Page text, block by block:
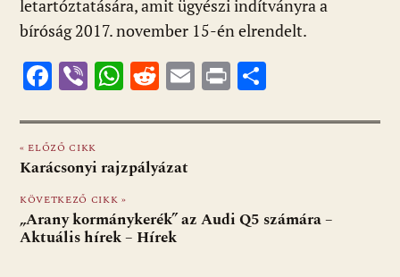
letartóztatására, amit ügyészi indítványra a
bíróság 2017. november 15-én elrendelt.
F
e
b
o
o
k
Vi
er
W
at
s
A
p
p
R
d
di
E
ai
Pr
t za
g
« ELŐZŐ CIKK
Karácsonyi rajzpályázat
KÖVETKEZŐ CIKK »
„Arany kormánykerék” az Audi Q5 számára –
Aktuális hírek – Hírek